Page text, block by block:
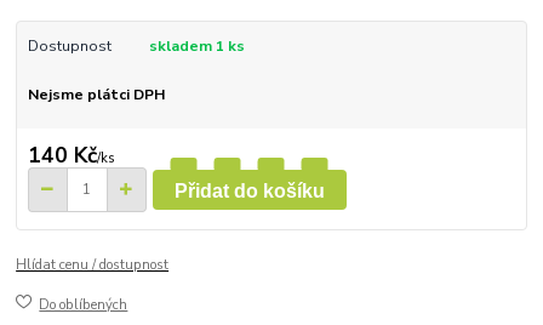
Dostupnost skladem 1 ks
Nejsme plátci DPH
140 Kč/ks
Přidat do košíku
Hlídat cenu / dostupnost
Do oblíbených